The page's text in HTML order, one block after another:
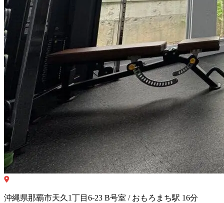
沖縄県那覇市天久1丁目6-23 B号室 / おもろまち駅 16分